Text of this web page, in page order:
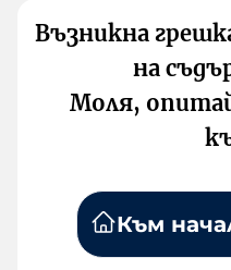
Възникна
на
Моля,
Към